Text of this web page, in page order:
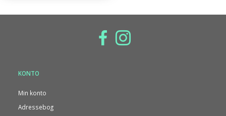
KONTO
Min konto
Adressebog